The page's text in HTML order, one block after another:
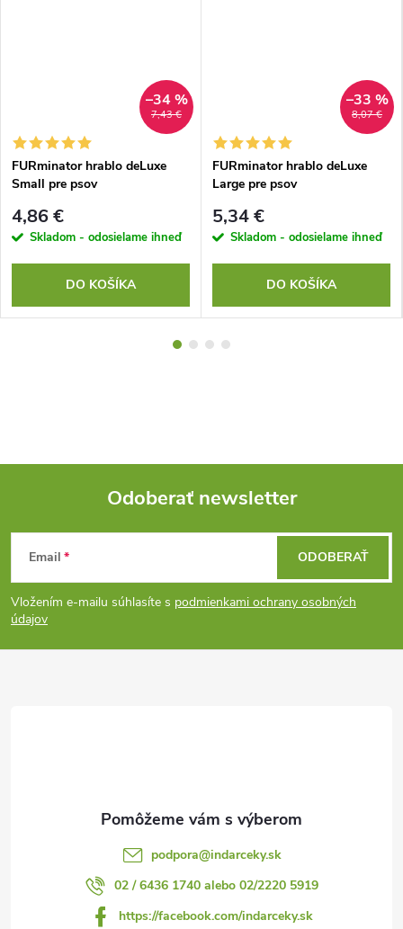
7,43 €
–34 %
FURminator hrablo deLuxe
Small pre psov
4,86 €
Skladom - odosielame ihneď
DO KOŠÍKA
8,07 €
–33 %
FURminator hrablo deLuxe
Large pre psov
5,34 €
Skladom - odosielame ihneď
DO KOŠÍKA
Z
á
p
Odoberať newsletter
Email
Vložením e-mailu súhlasíte s podmienkami ochrany osobných
údajov
ODOBERAŤ
podpora@indarceky.sk
02 / 6436 1740 alebo 02/2220 5919
https://facebook.com/indarceky.sk